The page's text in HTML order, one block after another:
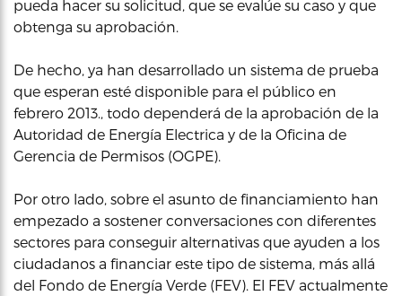
pueda hacer su solicitud, que se evalúe su caso y que
obtenga su aprobación.
De hecho, ya han desarrollado un sistema de prueba
que esperan esté disponible para el público en
febrero 2013., todo dependerá de la aprobación de la
Autoridad de Energía Electrica y de la Oficina de
Gerencia de Permisos (OGPE).
Por otro lado, sobre el asunto de financiamiento han
empezado a sostener conversaciones con diferentes
sectores para conseguir alternativas que ayuden a los
ciudadanos a financiar este tipo de sistema, más allá
del Fondo de Energía Verde (FEV). El FEV actualmente